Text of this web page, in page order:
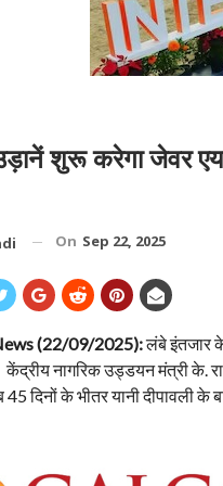
शुरू करेगा जेवर
On Sep 22, 2025
(22/09/2025):लंबे इंतजार
नागरिक उड्डयन मंत्री के.
दिनों के भीतर यानी दीपावली के